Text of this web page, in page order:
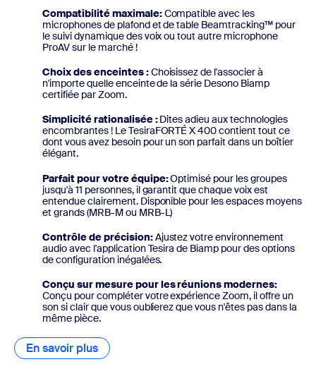
Compatibilité maximale:Compatible avec les
microphones de plafond et de table Beamtracking™ pour
le suivi dynamique des voix ou tout autre microphone
ProAV sur le marché !
Choix des enceintes :Choisissez de l'associer à
n'importe quelle enceinte de la série Desono Biamp
certifiée par Zoom.
Simplicité rationalisée :Dites adieu aux technologies
encombrantes ! Le TesiraFORTÉ X 400 contient tout ce
dont vous avez besoin pour un son parfait dans un boîtier
élégant.
Parfait pour votre équipe:Optimisé pour les groupes
jusqu'à 11 personnes, il garantit que chaque voix est
entendue clairement. Disponible pour les espaces moyens
et grands (MRB-M ou MRB-L)
Contrôle de précision:Ajustez votre environnement
audio avec l'application Tesira de Biamp pour des options
de configuration inégalées.
Conçu sur mesure pour les réunions modernes:
Conçu pour compléter votre expérience Zoom, il offre un
son si clair que vous oublierez que vous n'êtes pas dans la
même pièce.
En savoir plus